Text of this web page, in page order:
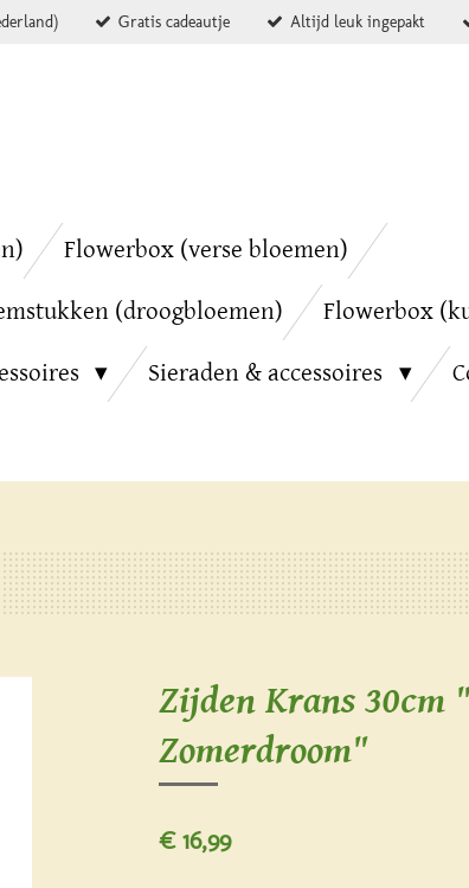
Gratis cadeautje Altijd leuk ingepakt
Flowerbox (verse bloemen)
(droogbloemen) Flowerbox
Sieraden & accessoires
Zijden Krans 30cm
Zomerdroom"
€ 16,99